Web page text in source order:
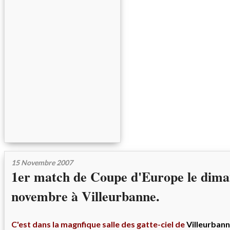
15 Novembre 2007
1er match de Coupe d'Europe le
novembre à Villeurbanne.
C'est dans la magnfique salle des gatte-ciel de